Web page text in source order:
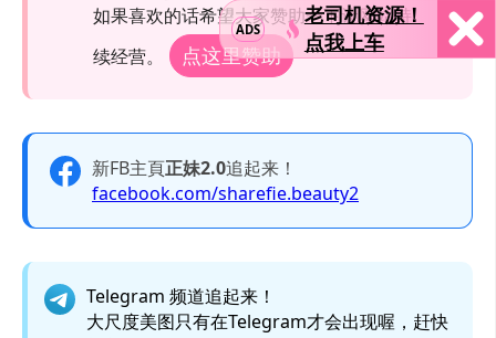
如果喜欢的话希望大家赞助一下让网站持
续经营。
点这里赞助
新FB主頁正妹2.0追起来！
facebook.com/sharefie.beauty2
Telegram 频道追起来！
大尺度美图只有在Telegram才会出现喔，赶快
ADS
老司机资源！
点我上车